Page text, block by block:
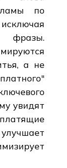
по
фразы.
а не
увидят